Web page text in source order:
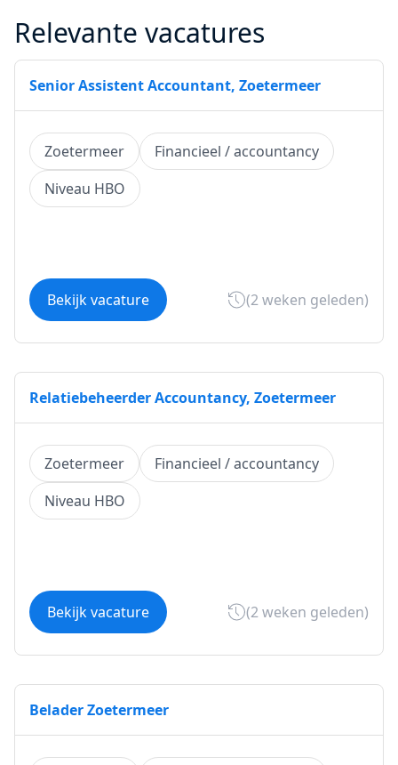
Relevante vacatures
Senior Assistent Accountant, Zoetermeer
Zoetermeer
Financieel / accountancy
Niveau HBO
Bekijk vacature (2 weken geleden)
Relatiebeheerder Accountancy, Zoetermeer
Zoetermeer
Financieel / accountancy
Niveau HBO
Bekijk vacature (2 weken geleden)
Belader Zoetermeer